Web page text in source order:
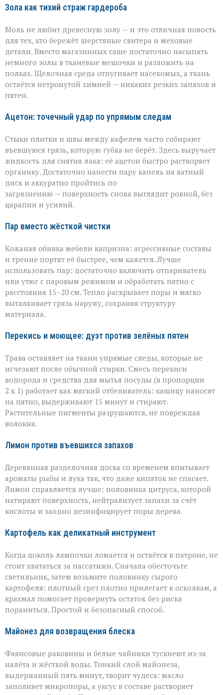
Зола как тихий страж гардероба
Моль не любит древесную золу — и это отличная новость
для тех, кто бережёт шерстяные свитера и меховые
детали. Вместо магазинных саше достаточно насыпать
немного золы в тканевые мешочки и разложить на
полках. Щелочная среда отпугивает насекомых, а ткань
остаётся нетронутой химией — никаких резких запахов и
пятен.
Ацетон: точечный удар по упрямым следам
Стыки плитки и швы между кафелем часто собирают
въевшуюся грязь, которую губка не берёт. Здесь выручает
жидкость для снятия лака: её ацетон быстро растворяет
органику. Достаточно нанести пару капель на ватный
диск и аккуратно пройтись по
загрязнению — поверхность снова выглядит ровной, без
царапин и усилий.
Пар вместо жёсткой чистки
Кожаная обивка мебели капризна: агрессивные составы
и трение портят её быстрее, чем кажется. Лучше
использовать пар: достаточно включить отпариватель
или утюг с паровым режимом и обработать пятно с
расстояния 15–20 см. Тепло раскрывает поры и мягко
выталкивает грязь наружу, сохраняя структуру
материала.
Перекись и моющее: дуэт против зелёных пятен
Трава оставляет на ткани упрямые следы, которые не
исчезают после обычной стирки. Смесь перекиси
водорода и средства для мытья посуды (в пропорции
2 к 1) работает как мягкий отбеливатель: кашицу наносят
на пятно, выдерживают 15 минут и стирают.
Растительные пигменты разрушаются, не повреждая
волокна.
Лимон против въевшихся запахов
Деревянная разделочная доска со временем впитывает
ароматы рыбы и лука так, что даже кипяток не спасает.
Лимон справляется лучше: половинка цитруса, которой
натирают поверхность, нейтрализует запахи за счёт
кислоты и заодно дезинфицирует поры дерева.
Картофель как деликатный инструмент
Когда цоколь лампочки ломается и остаётся в патроне, не
стоит хвататься за пассатижи. Сначала обесточьте
светильник, затем возьмите половинку сырого
картофеля: плотный срез плотно прилегает к осколкам, а
крахмал помогает провернуть остаток без риска
пораниться. Простой и безопасный способ.
Майонез для возвращения блеска
Фаянсовые раковины и белые чайники тускнеют из‑за
налёта и жёсткой воды. Тонкий слой майонеза,
выдержанный пять минут, творит чудеса: масло
заполняет микропоры, а уксус в составе растворяет